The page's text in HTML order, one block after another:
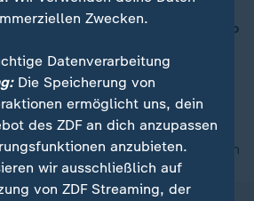
infrage. Sie seien falsch,
Deutschlands im Weg stünden, so
der SPD auf dem
nach oben
Zwecken.
Datenverarbeitung
Die Speicherung von
ermöglicht uns, dein
des ZDF an dich anzupassen
anzubieten.
wir ausschließlich auf
von ZDF Streaming, der